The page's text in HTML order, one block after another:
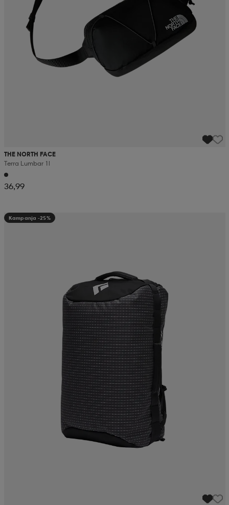
THE NORTH FACE
Terra Lumbar 1l
36,99
Kampanja -25%